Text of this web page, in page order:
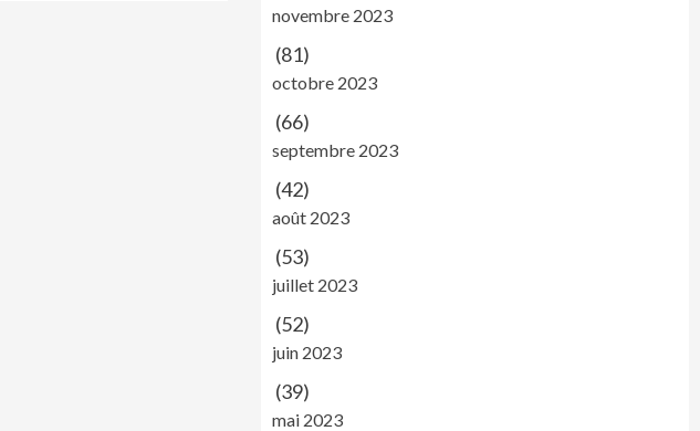
novembre 2023
(81)
octobre 2023
(66)
septembre 2023
(42)
août 2023
(53)
juillet 2023
(52)
juin 2023
(39)
mai 2023